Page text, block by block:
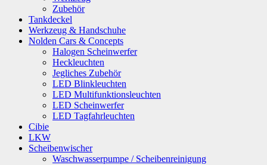
Zubehör
Tankdeckel
Werkzeug & Handschuhe
Nolden Cars & Concepts
Halogen Scheinwerfer
Heckleuchten
Jegliches Zubehör
LED Blinkleuchten
LED Multifunktionsleuchten
LED Scheinwerfer
LED Tagfahrleuchten
Cibie
LKW
Scheibenwischer
Waschwasserpumpe / Scheibenreinigung